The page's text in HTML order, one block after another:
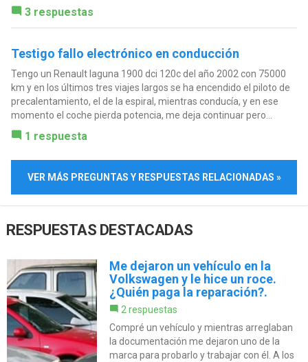
3 respuestas
Testigo fallo electrónico en conducción
Tengo un Renault laguna 1900 dci 120c del año 2002 con 75000
km y en los últimos tres viajes largos se ha encendido el piloto de
precalentamiento, el de la espiral, mientras conducía, y en ese
momento el coche pierda potencia, me deja continuar pero...
1 respuesta
VER MÁS PREGUNTAS Y RESPUESTAS RELACIONADAS »
RESPUESTAS DESTACADAS
Me dejaron un vehículo en la
Volkswagen y le hice un roce.
¿Quién paga la reparación?.
2 respuestas
Compré un vehículo y mientras arreglaban
la documentación me dejaron uno de la
marca para probarlo y trabajar con él. A los